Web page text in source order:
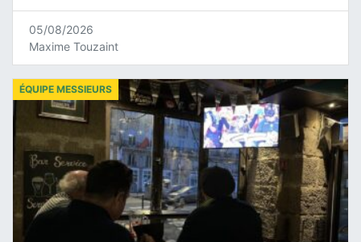
05/08/2026
Maxime Touzaint
ÉQUIPE MESSIEURS